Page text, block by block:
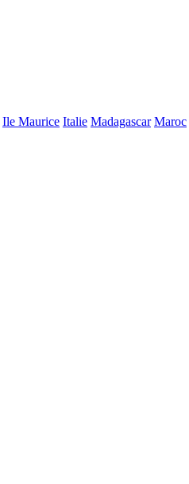
Ile Maurice Italie Madagascar Maroc